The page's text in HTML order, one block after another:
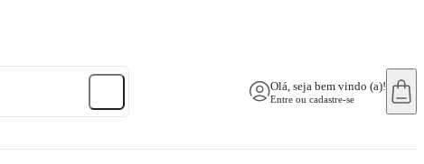
Olá, seja bem vindo (a)!
Entre ou cadastre-se